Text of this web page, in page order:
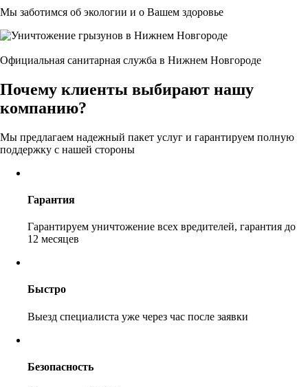
Мы заботимся об экологии и о Вашем здоровье
Официальная санитарная служба в Нижнем Новгороде
Почему клиенты выбирают нашу
компанию?
Мы предлагаем надежный пакет услуг и гарантируем полную
поддержку с нашей стороны
Гарантия
Гарантируем уничтожение всех вредителей, гарантия до
12 месяцев
Быстро
Выезд специалиста уже через час после заявки
Безопасность